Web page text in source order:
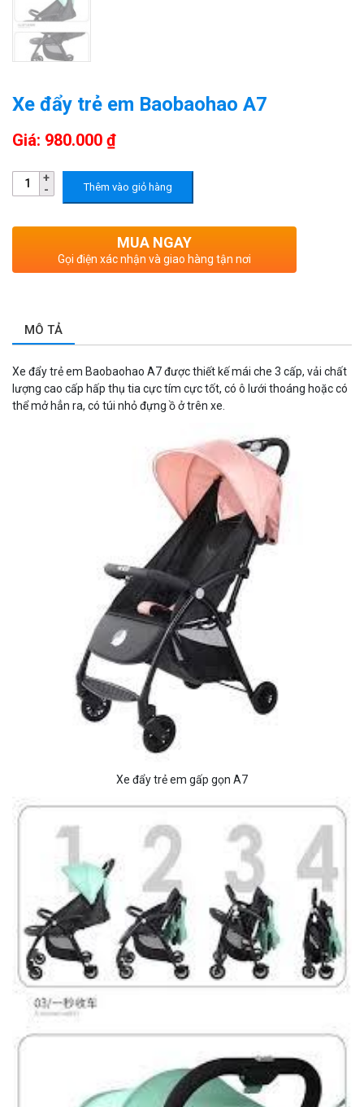
Xe đẩy trẻ em Baobaohao A7
Giá: 980.000 ₫
Thêm vào giỏ hàng
MUA NGAY
Gọi điện xác nhận và giao hàng tận nơi
MÔ TẢ
Xe đẩy trẻ em Baobaohao A7 được thiết kế mái che 3 cấp, vải chất
lượng cao cấp hấp thụ tia cực tím cực tốt, có ô lưới thoáng hoặc có
thể mở hẳn ra, có túi nhỏ đựng ồ ở trên xe.
Xe đẩy trẻ em gấp gọn A7